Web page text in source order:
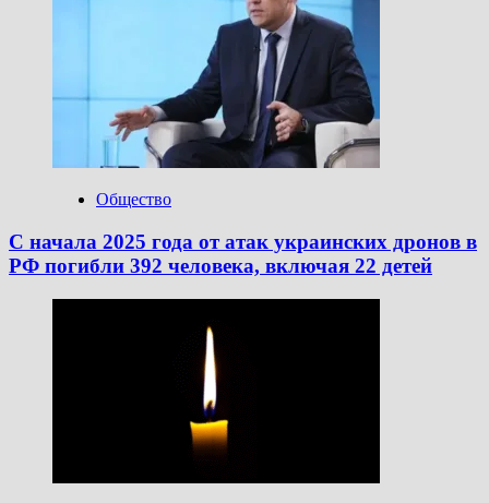
Общество
С начала 2025 года от атак украинских дронов в
РФ погибли 392 человека, включая 22 детей